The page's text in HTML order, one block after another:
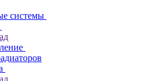
системы